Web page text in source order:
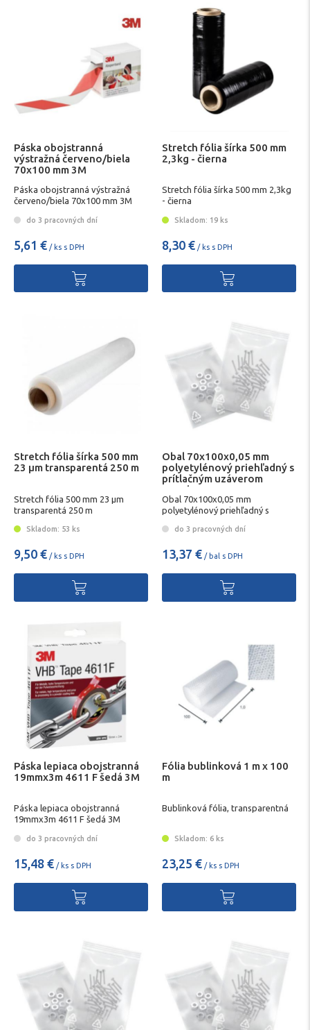
Páska obojstranná
výstražná červeno/biela
70x100 mm 3M
Páska obojstranná výstražná
červeno/biela 70x100 mm 3M
do 3 pracovných dní
5,61 € / ks s DPH
Stretch fólia šírka 500 mm
2,3kg - čierna
Stretch fólia šírka 500 mm 2,3kg
- čierna
Skladom: 19 ks
8,30 € / ks s DPH
Stretch fólia šírka 500 mm
23 µm transparentá 250 m
Stretch fólia 500 mm 23 µm
transparentá 250 m
Skladom: 53 ks
9,50 € / ks s DPH
Obal 70x100x0,05 mm
polyetylénový priehľadný s
prítlačným uzáverom
1000ks
Obal 70x100x0,05 mm
polyetylénový priehľadný s
do 3 pracovných dní
13,37 € / bal s DPH
Páska lepiaca obojstranná
19mmx3m 4611 F šedá 3M
Páska lepiaca obojstranná
19mmx3m 4611 F šedá 3M
do 3 pracovných dní
15,48 € / ks s DPH
Fólia bublinková 1 m x 100
m
Bublinková fólia, transparentná
Skladom: 6 ks
23,25 € / ks s DPH